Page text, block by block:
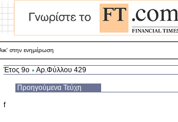
στην ενημέρωση
ο Internet Explorer 5.5+
στην ενημέρωση
Έτος 9ο Αρ.Φύλλου 429
Προηγούμενα Τεύχη
f